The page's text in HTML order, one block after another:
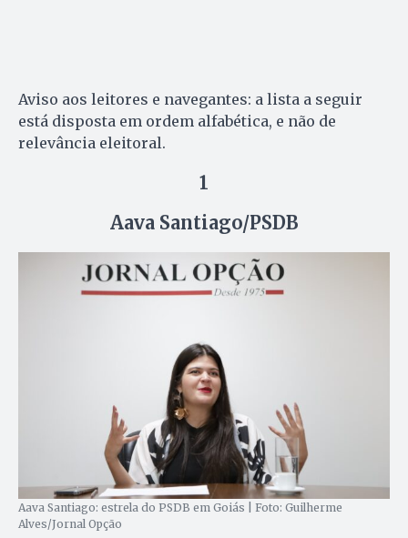
Aviso aos leitores e navegantes: a lista a seguir
está disposta em ordem alfabética, e não de
relevância eleitoral.
1
Aava Santiago/PSDB
Aava Santiago: estrela do PSDB em Goiás | Foto: Guilherme
Alves/Jornal Opção